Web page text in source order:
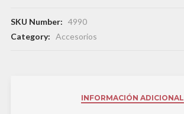
SKU Number: 4990
Category: Accesorios
INFORMACIÓN ADICIONAL